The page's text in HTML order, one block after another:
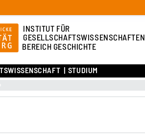
INSTITUT FÜR
GESELLSCHAFTSWISSENSCHAFTEN
BEREICH GESCHICHTE
STUDIUM